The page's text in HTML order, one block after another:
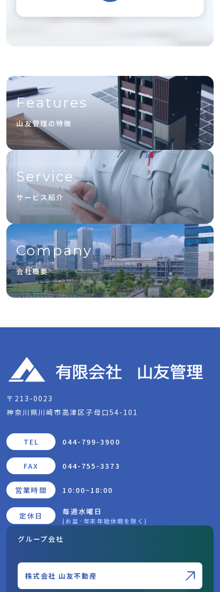
Features
山友管理の特徴
Service
サービス紹介
Company
会社概要
〒213-0023
神奈川県川崎市高津区子母口54-101
TEL 044-799-3900
FAX 044-755-3373
営業時間 10:00~18:00
定休日 毎週水曜日
(お盆·年末年始休暇を除く)
グループ会社
株式会社 山友不動産